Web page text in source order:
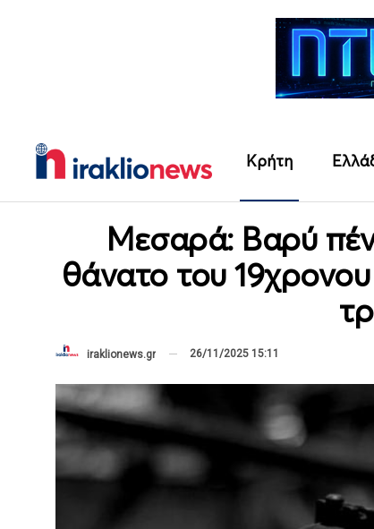
Κρήτη
Μεσαρά: Βαρύ
θάνατο του
iraklionews.gr 26/11/2025 15:11